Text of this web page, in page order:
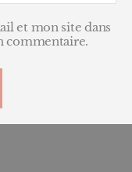
et mon site dans
commentaire.